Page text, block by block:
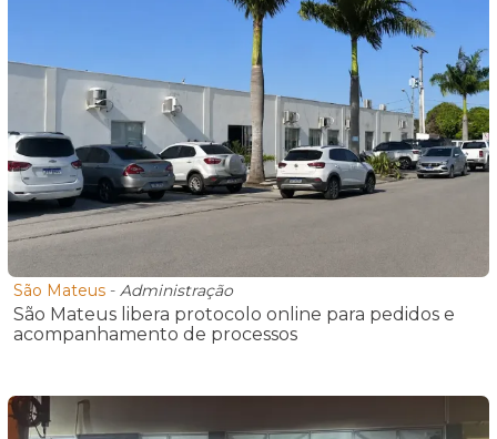
São Mateus - Administração
São Mateus libera protocolo online para pedidos e
acompanhamento de processos